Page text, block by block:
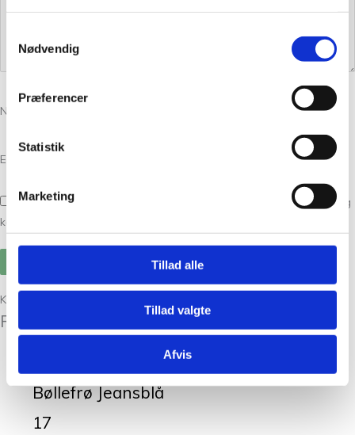
Nødvendig
Præferencer
Statistik
Marketing
Tillad alle
Tillad valgte
Afvis
Navn
E-mail
Gem mit navn, mail og websted i denne browser til næste gang jeg
kommenterer.
Kunder købte også
Relaterede varer
Bøllefrø Jeansblå
17